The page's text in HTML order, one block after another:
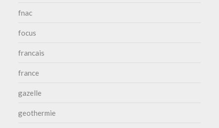
fnac
focus
francais
france
gazelle
geothermie